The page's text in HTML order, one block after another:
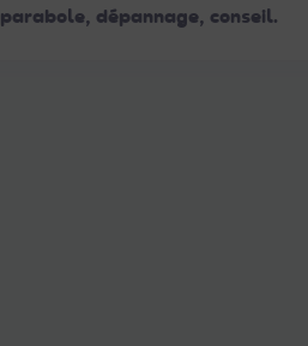
parabole, dépannage, conseil.